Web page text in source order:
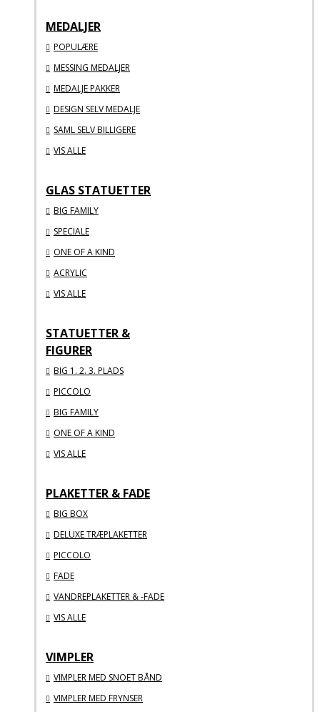
MEDALJER
POPULÆRE
MESSING MEDALJER
MEDALJE PAKKER
DESIGN SELV MEDALJE
SAML SELV BILLIGERE
VIS ALLE
GLAS STATUETTER
BIG FAMILY
SPECIALE
ONE OF A KIND
ACRYLIC
VIS ALLE
STATUETTER &
FIGURER
BIG 1. 2. 3. PLADS
PICCOLO
BIG FAMILY
ONE OF A KIND
VIS ALLE
PLAKETTER & FADE
BIG BOX
DELUXE TRÆPLAKETTER
PICCOLO
FADE
VANDREPLAKETTER & -FADE
VIS ALLE
VIMPLER
VIMPLER MED SNOET BÅND
VIMPLER MED FRYNSER